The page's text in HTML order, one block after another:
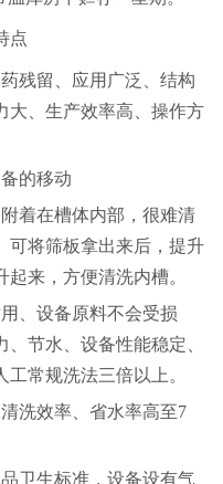
点
残留、应用广泛、结构
大、生产效率高、操作方
的移动
着在槽体内部，很难清
可将筛板拿出来后，提升
来，方便清洗内槽。
、设备原料不会受损
节水、设备性能稳定、
常规洗法三倍以上。
洗效率、省水率高至7
卫生标准，设备设有气